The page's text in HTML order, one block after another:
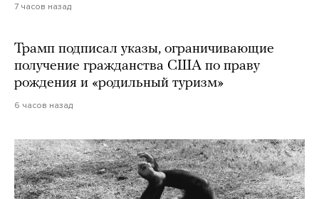
7 часов назад
Трамп подписал указы, ограничивающие
получение гражданства США по праву
рождения и «родильный туризм»
6 часов назад